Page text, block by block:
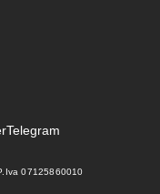
Telegram
07125860010